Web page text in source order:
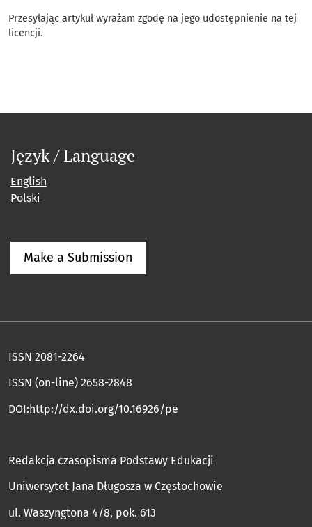
Przesyłając artykuł wyrażam zgodę na jego udostępnienie na tej
licencji.
Język / Language
English
Polski
Make a Submission
ISSN 2081-2264
ISSN (on-line) 2658-2848
DOI:http://dx.doi.org/10.16926/pe
Redakcja czasopisma Podstawy Edukacji
Uniwersytet Jana Długosza w Częstochowie
ul. Waszyngtona 4/8, pok. 613